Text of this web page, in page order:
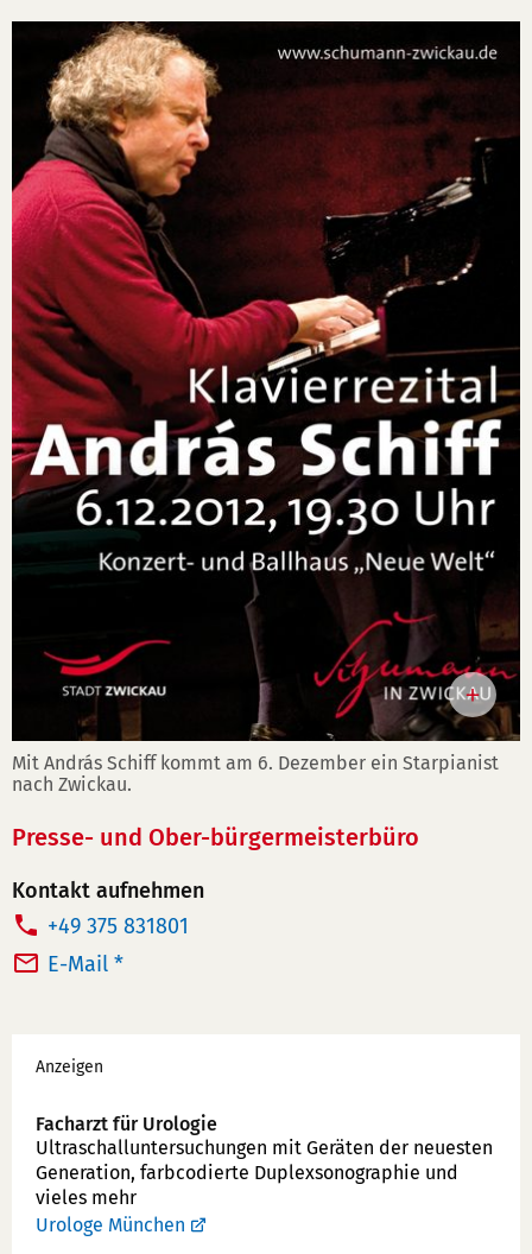
Mit András Schiff kommt am 6. Dezember ein Starpianist
nach Zwickau.
Presse- und Ober-bürgermeisterbüro
Kontakt aufnehmen
T
e
n
n
u
m
+49 375 831801
E-Mail *
Werbung
Anzeigen
Facharzt für Urologie
Ultraschallunter­suchungen mit Geräten der neuesten
Generation, farbcodierte Duplex­sonographie und
vieles mehr
Urologe München